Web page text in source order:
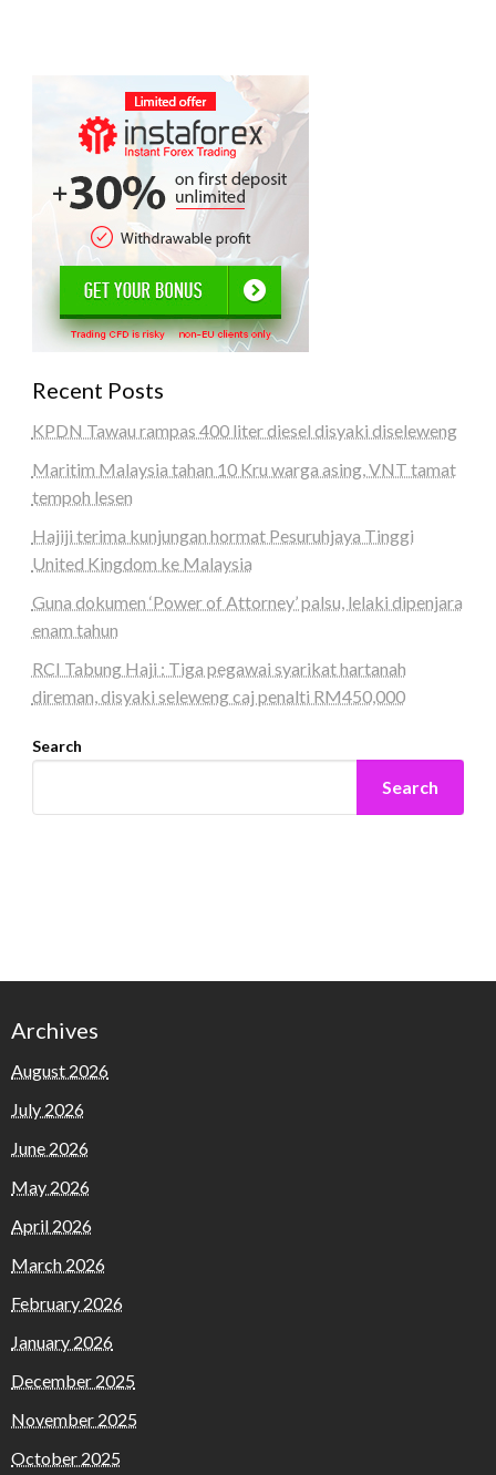
Recent Posts
KPDN Tawau rampas 400 liter diesel disyaki diseleweng
Maritim Malaysia tahan 10 Kru warga asing, VNT tamat
tempoh lesen
Hajiji terima kunjungan hormat Pesuruhjaya Tinggi
United Kingdom ke Malaysia
Guna dokumen ‘Power of Attorney’ palsu, lelaki dipenjara
enam tahun
RCI Tabung Haji : Tiga pegawai syarikat hartanah
direman, disyaki seleweng caj penalti RM450,000
Search
Search
Archives
August 2026
July 2026
June 2026
May 2026
April 2026
March 2026
February 2026
January 2026
December 2025
November 2025
October 2025